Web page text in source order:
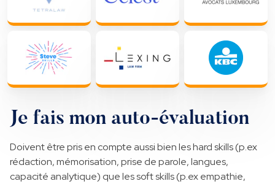
Je fais mon auto-évaluation
Doivent être pris en compte aussi bien les hard skills (p.ex
rédaction, mémorisation, prise de parole, langues,
capacité analytique) que les soft skills (p.ex empathie,